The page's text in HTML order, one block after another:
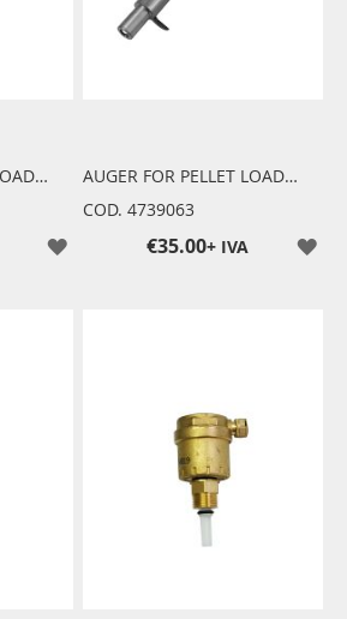
AUGER FOR PELLET LOADING
AUGER FOR PELLET LOADING
COD. 4739063
+ IVA
€35.00